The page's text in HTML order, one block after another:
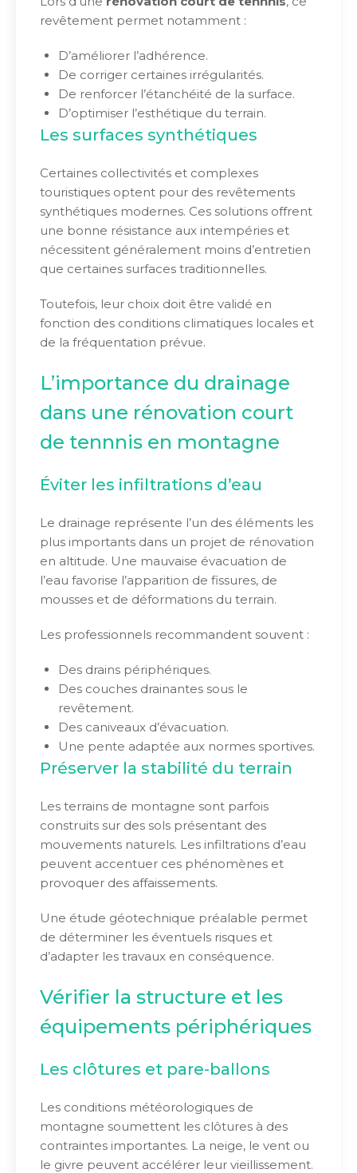
revêtement permet notamment :
D’améliorer l’adhérence.
De corriger certaines irrégularités.
De renforcer l’étanchéité de la surface.
D’optimiser l’esthétique du terrain.
Les surfaces synthétiques
Certaines collectivités et complexes
touristiques optent pour des revêtements
synthétiques modernes. Ces solutions offrent
une bonne résistance aux intempéries et
nécessitent généralement moins d’entretien
que certaines surfaces traditionnelles.
Toutefois, leur choix doit être validé en
fonction des conditions climatiques locales et
de la fréquentation prévue.
L’importance du drainage
dans une rénovation court
de tennnis en montagne
Éviter les infiltrations d’eau
Le drainage représente l’un des éléments les
plus importants dans un projet de rénovation
en altitude. Une mauvaise évacuation de
l’eau favorise l’apparition de fissures, de
mousses et de déformations du terrain.
Les professionnels recommandent souvent :
Des drains périphériques.
Des couches drainantes sous le
revêtement.
Des caniveaux d’évacuation.
Une pente adaptée aux normes sportives.
Préserver la stabilité du terrain
Les terrains de montagne sont parfois
construits sur des sols présentant des
mouvements naturels. Les infiltrations d’eau
peuvent accentuer ces phénomènes et
provoquer des affaissements.
Une étude géotechnique préalable permet
de déterminer les éventuels risques et
d’adapter les travaux en conséquence.
Vérifier la structure et les
équipements périphériques
Les clôtures et pare-ballons
Les conditions météorologiques de
montagne soumettent les clôtures à des
contraintes importantes. La neige, le vent ou
le givre peuvent accélérer leur vieillissement.